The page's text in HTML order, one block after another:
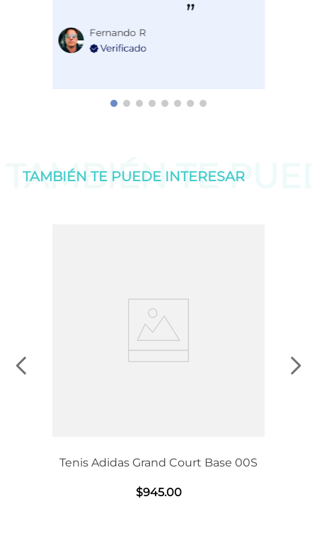
Fernando R
TAMBIÉN TE
TAMBIÉN TE PUEDE INTERESAR
Tenis Adidas Grand Court Base 00S
$945.00